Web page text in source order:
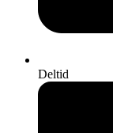
Deltid